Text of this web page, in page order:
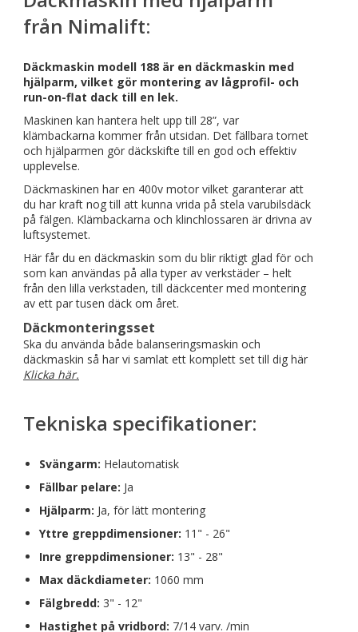
från Nimalift:
Däckmaskin modell 188 är en däckmaskin med
hjälparm, vilket gör montering av lågprofil- och
run-on-flat dack till en lek.
Maskinen kan hantera helt upp till 28”, var
klämbackarna kommer från utsidan. Det fällbara tornet
och hjälparmen gör däckskifte till en god och effektiv
upplevelse.
Däckmaskinen har en 400v motor vilket garanterar att
du har kraft nog till att kunna vrida på stela varubilsdäck
på fälgen. Klämbackarna och klinchlossaren är drivna av
luftsystemet.
Här får du en däckmaskin som du blir riktigt glad för och
som kan användas på alla typer av verkstäder – helt
från den lilla verkstaden, till däckcenter med montering
av ett par tusen däck om året.
Däckmonteringsset
Ska du använda både balanseringsmaskin och
däckmaskin så har vi samlat ett komplett set till dig här
Klicka här.
Tekniska specifikationer:
Svängarm: Helautomatisk
Fällbar pelare: Ja
Hjälparm: Ja, för lätt montering
Yttre greppdimensioner: 11" - 26"
Inre greppdimensioner: 13" - 28"
Max däckdiameter: 1060 mm
Fälgbredd: 3" - 12"
Hastighet på vridbord: 7/14 varv. /min